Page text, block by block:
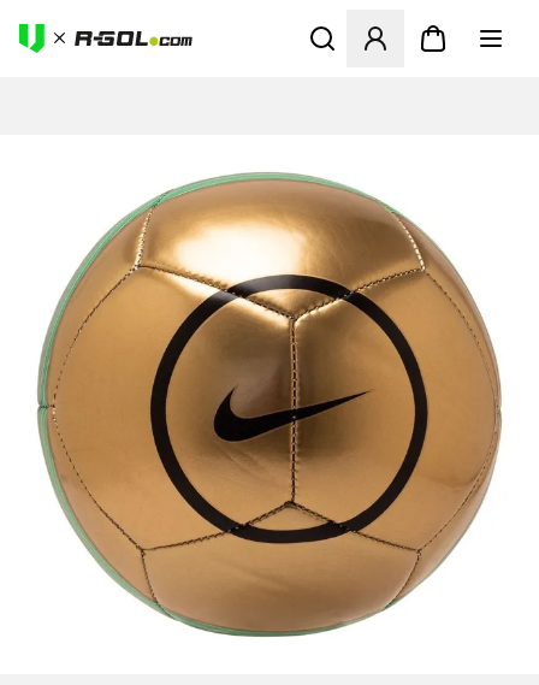
Megnyit egy modált a